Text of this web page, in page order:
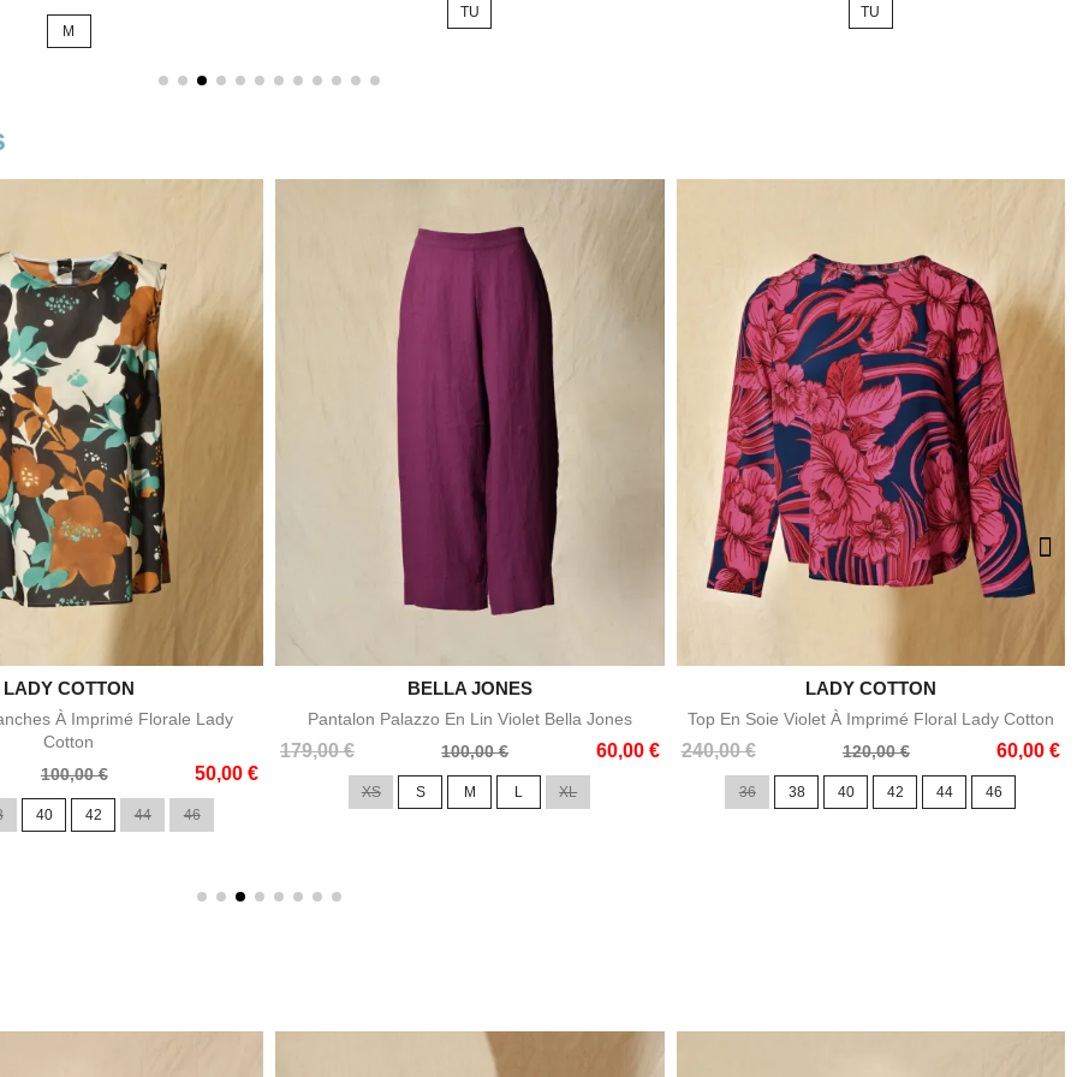
TU TU TU
Aperçu rapide
BELLA JONES
En Lin Violet Bella Jones
100,00 €
Aperçu rapide
LADY COTTON
Top En Soie Violet À Imprimé Floral Lady Cotton
240,00 €
Prix
120,00 € 60,00 €
Prix
Aperçu rapide
LADY COTTON
Top En Soie Sans Manches Violet À Imprimé
Floral Lady Cotton
195,00 € 100,00 € 50,00 €
36 38 40 42